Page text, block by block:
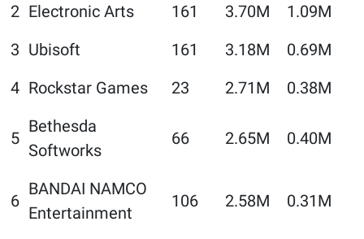
2 Electronic Arts 161 3.70M
1.09M
3 Ubisoft 161 3.18M
0.69M
4 Rockstar Games 23 2.71M 0.38M
5
Bethesda
Softworks
66 2.65M 0.40M
6
BANDAI NAMCO
Entertainment
106 2.58M 0.31M